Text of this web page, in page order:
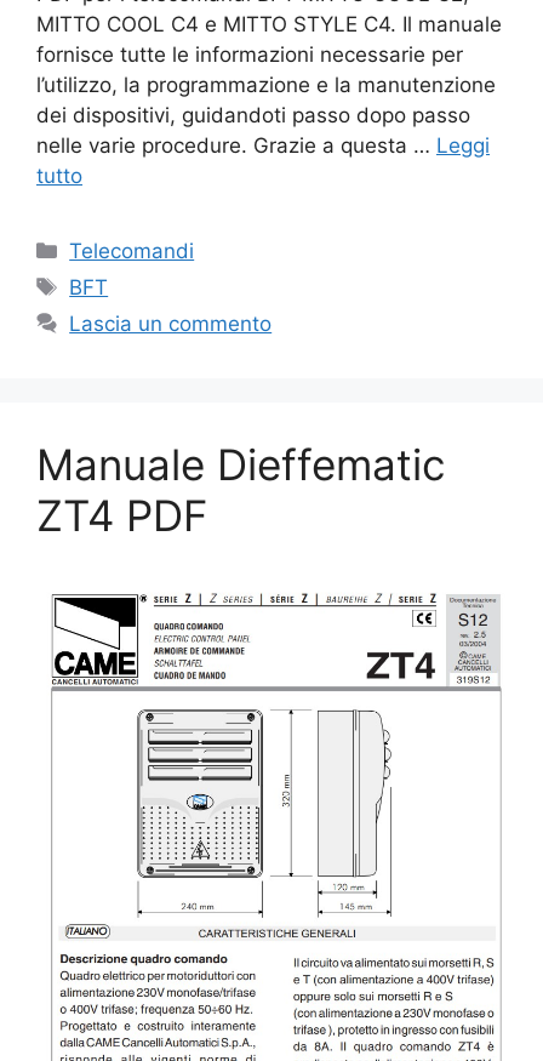
MITTO COOL C4 e MITTO STYLE C4. Il manuale
fornisce tutte le informazioni necessarie per
l’utilizzo, la programmazione e la manutenzione
dei dispositivi, guidandoti passo dopo passo
nelle varie procedure. Grazie a questa … Leggi
tutto
Categorie
Telecomandi
Tag
BFT
Lascia un commento
Manuale Dieffematic
ZT4 PDF